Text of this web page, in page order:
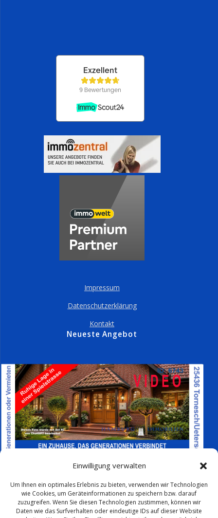
Einwilligung verwalten
Um Ihnen ein optimales Erlebnis zu bieten, verwenden wir Technologien
wie Cookies, um Geräteinformationen zu speichern bzw. darauf
zuzugreifen. Wenn Sie diesen Technologien zustimmen, können wir
Daten wie das Surfverhalten oder eindeutige IDs auf dieser Website
Impressum
Datenschutzerklärung
Kontakt
Neueste Angebot